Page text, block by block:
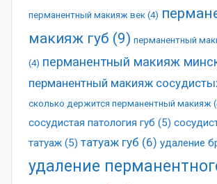
перманентный макияж век (4)
макияж губ (9) перманентный
(4) перманентный макияж
перманентный макияж
сколько держится перманентный макияж
сосудистая патология губ (5)
татуаж (5) татуаж губ (6) удаление
удаление